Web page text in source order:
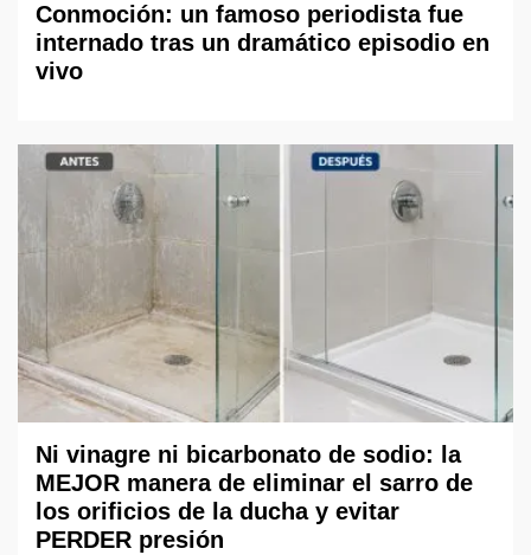
Conmoción: un famoso periodista fue
internado tras un dramático episodio en
vivo
Ni vinagre ni bicarbonato de sodio: la
MEJOR manera de eliminar el sarro de
los orificios de la ducha y evitar
PERDER presión